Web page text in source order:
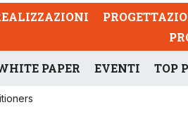
PAPER EVENTI TOP